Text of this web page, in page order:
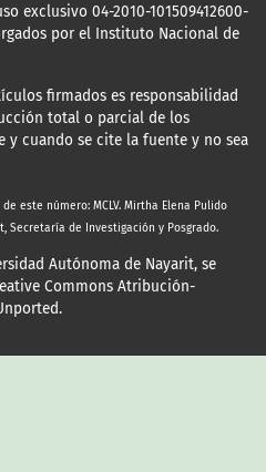
exclusivo 04-2010-101509412600-
por el Instituto Nacional de
firmados es responsabilidad
total o parcial de los
y cuando se cite la fuente y no sea
de este número: MCLV. Mirtha Elena Pulido
Secretaría de Investigación y Posgrado.
Autónoma de Nayarit, se
Commons Atribución-